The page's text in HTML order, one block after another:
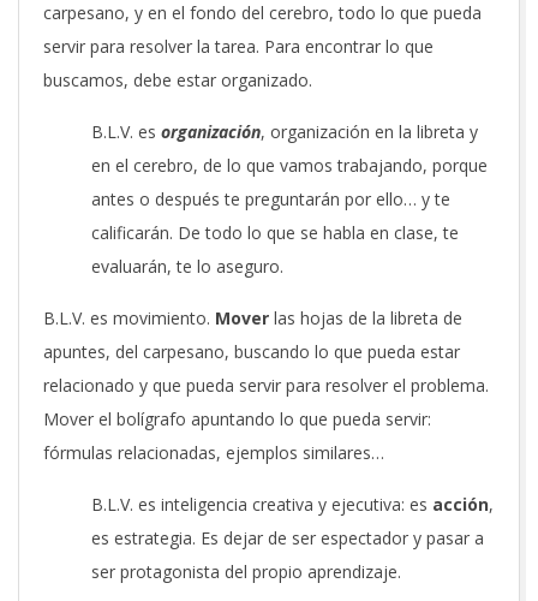
carpesano, y en el fondo del cerebro, todo lo que pueda
servir para resolver la tarea. Para encontrar lo que
buscamos, debe estar organizado.
B.L.V. es organización, organización en la libreta y
en el cerebro, de lo que vamos trabajando, porque
antes o después te preguntarán por ello… y te
calificarán. De todo lo que se habla en clase, te
evaluarán, te lo aseguro.
B.L.V. es movimiento. Mover las hojas de la libreta de
apuntes, del carpesano, buscando lo que pueda estar
relacionado y que pueda servir para resolver el problema.
Mover el bolígrafo apuntando lo que pueda servir:
fórmulas relacionadas, ejemplos similares…
B.L.V. es inteligencia creativa y ejecutiva: es acción,
es estrategia. Es dejar de ser espectador y pasar a
ser protagonista del propio aprendizaje.